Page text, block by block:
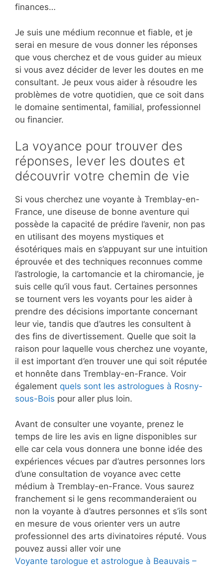
finances…
Je suis une médium reconnue et fiable, et je
serai en mesure de vous donner les réponses
que vous cherchez et de vous guider au mieux
si vous avez décider de lever les doutes en me
consultant. Je peux vous aider à résoudre les
problèmes de votre quotidien, que ce soit dans
le domaine sentimental, familial, professionnel
ou financier.
La voyance pour trouver des
réponses, lever les doutes et
découvrir votre chemin de vie
Si vous cherchez une voyante à Tremblay-en-
France, une diseuse de bonne aventure qui
possède la capacité de prédire l’avenir, non pas
en utilisant des moyens mystiques et
ésotériques mais en s’appuyant sur une intuition
éprouvée et des techniques reconnues comme
l’astrologie, la cartomancie et la chiromancie, je
suis celle qu’il vous faut. Certaines personnes
se tournent vers les voyants pour les aider à
prendre des décisions importante concernant
leur vie, tandis que d’autres les consultent à
des fins de divertissement. Quelle que soit la
raison pour laquelle vous cherchez une voyante,
il est important d’en trouver une qui soit réputée
et honnête dans Tremblay-en-France. Voir
également quels sont les astrologues à Rosny-
sous-Bois pour aller plus loin.
Avant de consulter une voyante, prenez le
temps de lire les avis en ligne disponibles sur
elle car cela vous donnera une bonne idée des
expériences vécues par d’autres personnes lors
d’une consultation de voyance avec cette
médium à Tremblay-en-France. Vous saurez
franchement si le gens recommanderaient ou
non la voyante à d’autres personnes et s’ils sont
en mesure de vous orienter vers un autre
professionnel des arts divinatoires réputé. Vous
pouvez aussi aller voir une
Voyante tarologue et astrologue à Beauvais –